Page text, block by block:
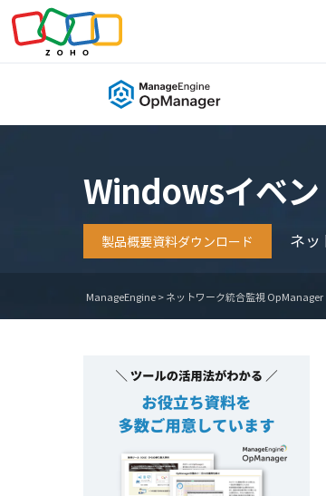
Windowsイベ
ネッ
製品概要資料ダウンロード
ManageEngine>ネットワーク統合監視 OpManager